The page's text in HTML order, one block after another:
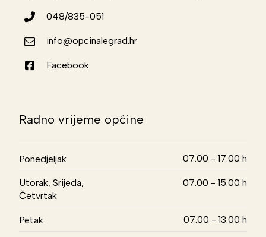
048/835-051
info@opcinalegrad.hr
Facebook
Radno vrijeme općine
Ponedjeljak 07.00 - 17.00 h
Utorak, Srijeda,
Četvrtak
07.00 - 15.00 h
Petak 07.00 - 13.00 h